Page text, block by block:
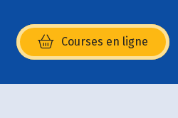
Courses en ligne
fenêtre)